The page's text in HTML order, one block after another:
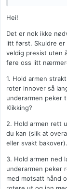
Hei!
Det er nok ikke
litt først. Skuldre er
veldig presist uten
føre oss litt
1. Hold armen
roter innover så
underarmen peker
Klikking?
2. Hold armen rett
du kan (slik at
eller svakt
3. Hold armen ned
underarmen peker
med motsatt hånd